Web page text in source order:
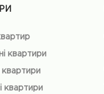
квартири
квартири
квартири